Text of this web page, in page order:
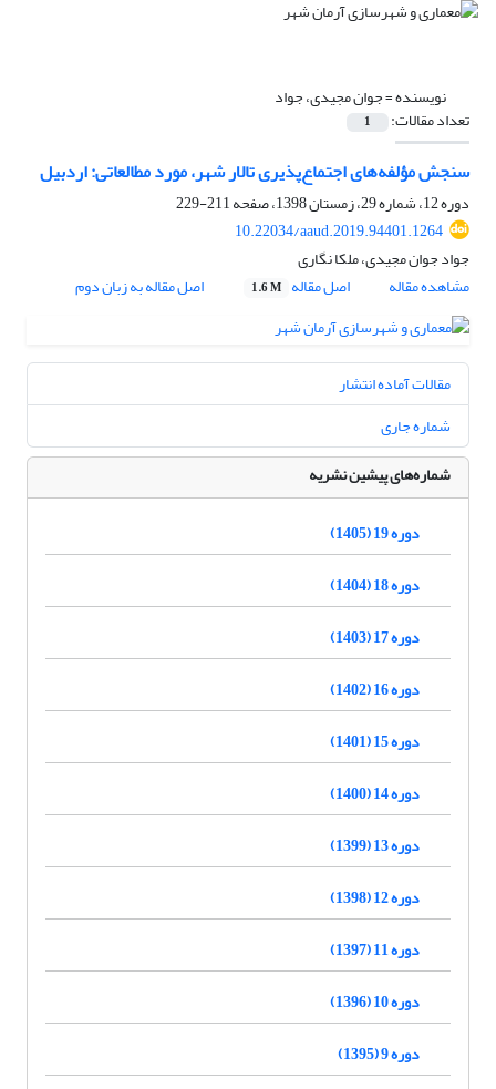
نویسنده =جوان مجیدی، جواد
تعداد مقالات: 1
سنجش مؤلفه‌های اجتماع‌پذیری تالار شهر، مورد مطالعاتی: اردبیل
دوره 12، شماره 29، زمستان 1398، صفحه
211-229
10.22034/aaud.2019.94401.1264
جواد جوان مجیدی، ملکا نگاری
مشاهده مقاله
اصل مقاله 1.6 M اصل مقاله به زبان دوم
مقالات آماده انتشار
شماره جاری
شماره‌های پیشین نشریه
دوره 19 (1405)
دوره 18 (1404)
دوره 17 (1403)
دوره 16 (1402)
دوره 15 (1401)
دوره 14 (1400)
دوره 13 (1399)
دوره 12 (1398)
دوره 11 (1397)
دوره 10 (1396)
دوره 9 (1395)